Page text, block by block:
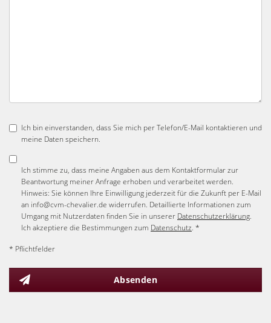
Ich bin einverstanden, dass Sie mich per Telefon/E-Mail kontaktieren und
meine Daten speichern.
Ich stimme zu, dass meine Angaben aus dem Kontaktformular zur
Beantwortung meiner Anfrage erhoben und verarbeitet werden.
Hinweis: Sie können Ihre Einwilligung jederzeit für die Zukunft per E-Mail
an info@cvm-chevalier.de widerrufen. Detaillierte Informationen zum
Umgang mit Nutzerdaten finden Sie in unserer Datenschutzerklärung.
Ich akzeptiere die Bestimmungen zum Datenschutz. *
* Pflichtfelder
Absenden